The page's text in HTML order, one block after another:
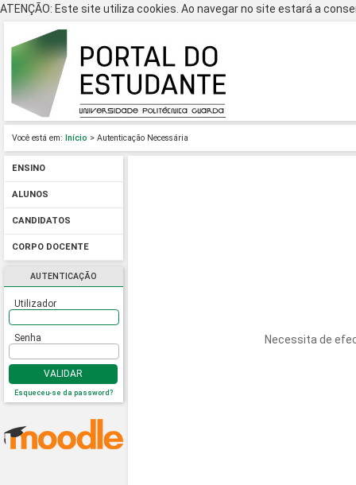
ATENÇÃO: Este site utiliza cookies. Ao navegar no site estará a
Você está em: Início > Autenticação Necessária
ENSINO
ALUNOS
CANDIDATOS
CORPO DOCENTE
AUTENTICAÇÃO
Utilizador
Senha
VALIDAR
Esqueceu-se da password?
Necessita de